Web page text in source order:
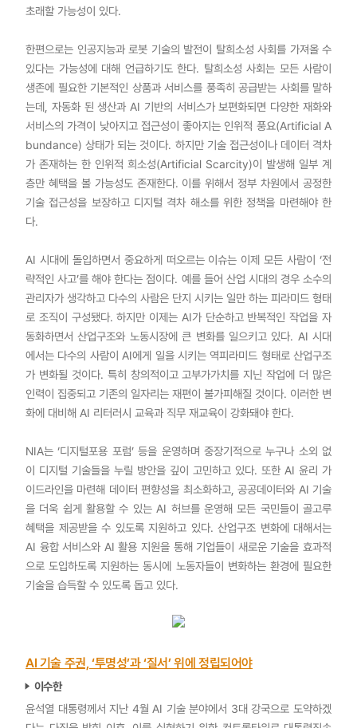
초래할 가능성이 있다.
한편으로는 인공지능과 로봇 기술의 발전이 탈희소성 사회를 가져올 수
있다는 가능성에 대해 언급하기도 한다. 탈희소성 사회는 모든 사람이
생존에 필요한 기본적인 상품과 서비스를 풍족히 공급받는 사회를 말하
는데, 자동화 된 생산과 AI 기반의 서비스가 보편화되면 다양한 재화와
서비스의 가격이 낮아지고 접근성이 좋아지는 인위적 풍요(Artificial A
bundance) 상태가 되는 것이다. 하지만 기술 접근성이나 데이터 격차
가 존재하는 한 인위적 희소성(Artificial Scarcity)이 발생해 일부 계
층만 혜택을 볼 가능성도 존재한다. 이를 위해서 정부 차원에서 공정한
기술 접근성을 보장하고 디지털 격차 해소를 위한 정책을 마련해야 한
다.
AI 시대에 돌입하면서 중요하게 떠오르는 이슈는 이제 모든 사람이 ‘전
략적인 사고’를 해야 한다는 점이다. 예를 들어 산업 시대의 경우 소수의
관리자가 생각하고 다수의 사람은 단지 시키는 일만 하는 피라미드 형태
로 조직이 구성됐다. 하지만 이제는 AI가 단순하고 반복적인 작업을 자
동화하면서 산업구조와 노동시장에 큰 변화를 일으키고 있다. AI 시대
에서는 다수의 사람이 AI에게 일을 시키는 역피라미드 형태로 산업구조
가 변화될 것이다. 특히 창의적이고 고부가가치를 지닌 작업에 더 많은
인력이 집중되고 기존의 일자리는 재편이 불가피해질 것이다. 이러한 변
화에 대비해 AI 리터러시 교육과 직무 재교육이 강화돼야 한다.
NIA는 ‘디지털포용 포럼’ 등을 운영하며 중장기적으로 누구나 소외 없
이 디지털 기술들을 누릴 방안을 깊이 고민하고 있다. 또한 AI 윤리 가
이드라인을 마련해 데이터 편향성을 최소화하고, 공공데이터와 AI 기술
을 더욱 쉽게 활용할 수 있는 AI 허브를 운영해 모든 국민들이 골고루
혜택을 제공받을 수 있도록 지원하고 있다. 산업구조 변화에 대해서는
AI 융합 서비스와 AI 활용 지원을 통해 기업들이 새로운 기술을 효과적
으로 도입하도록 지원하는 동시에 노동자들이 변화하는 환경에 필요한
기술을 습득할 수 있도록 돕고 있다.
AI 기술 주권, ‘투명성’과 ‘질서’ 위에 정립되어야
이수한
윤석열 대통령께서 지난 4월 AI 기술 분야에서 3대 강국으로 도약하겠